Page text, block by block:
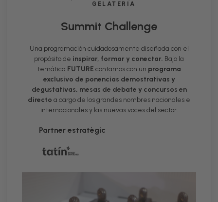
GELATERIA
Summit Challenge
Una programación cuidadosamente diseñada con el
propósito de inspirar, formar y conectar. Bajo la
temática FUTURE contamos con un programa
exclusivo de ponencias demostrativas y
degustativas, mesas de debate y concursos en
directo a cargo de los grandes nombres nacionales e
internacionales y las nuevas voces del sector.
Partner estratègic